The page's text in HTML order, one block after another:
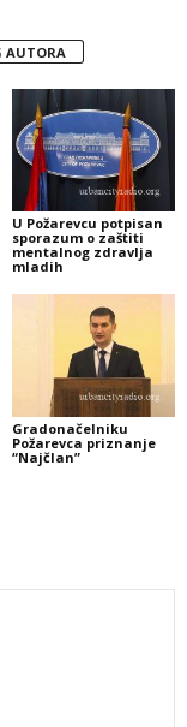
AUTORA
U Požarevcu potpisan
sporazum o zaštiti
mentalnog zdravlja
mladih
Gradonačelniku
Požarevca priznanje
“Najčlan”